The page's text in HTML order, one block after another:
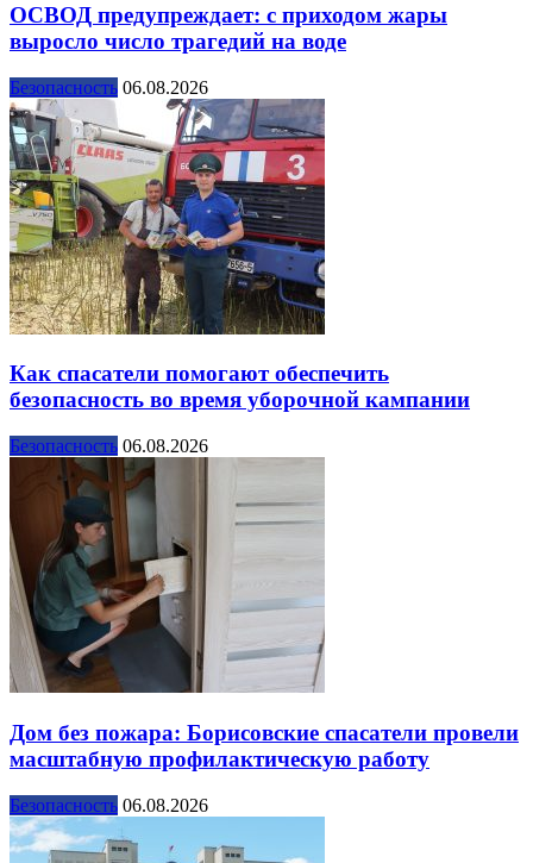
ОСВОД предупреждает: с приходом жары
выросло число трагедий на воде
Безопасность 06.08.2026
Как спасатели помогают обеспечить
безопасность во время уборочной кампании
Безопасность 06.08.2026
Дом без пожара: Борисовские спасатели провели
масштабную профилактическую работу
Безопасность 06.08.2026